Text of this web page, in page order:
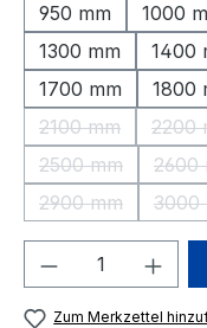
950 mm
1000
1300 mm
1400
1700 mm
1800
2100 mm
(Diese Option
2200
2500 mm
(Diese Option
2600
2900 mm
(Diese Option
3000
Produkt
Zum Merkzettel